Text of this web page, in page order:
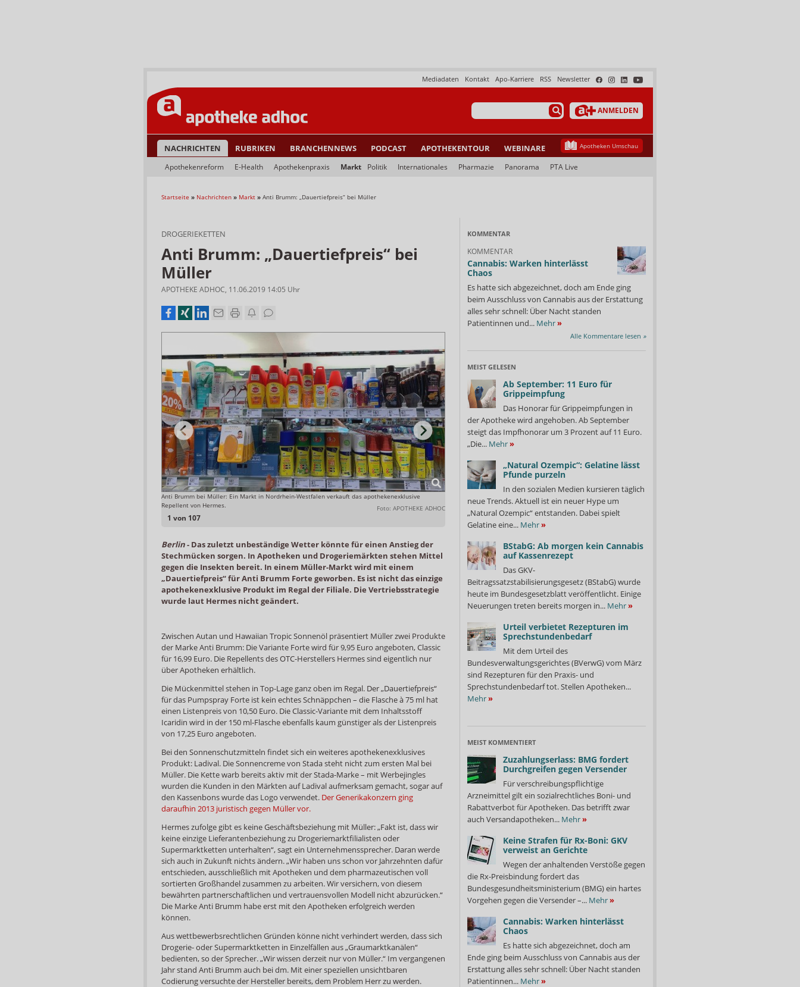
Newsletter
RSS
Apo-Karriere
Kontakt
Mediadaten
ANMELDEN
NACHRICHTEN RUBRIKEN BRANCHENNEWS PODCAST APOTHEKENTOUR WEBINARE Apotheken Umschau
Apothekenreform E-Health Apothekenpraxis Markt Politik Internationales Pharmazie Panorama PTA Live
Startseite » Nachrichten » Markt » Anti Brumm: „Dauertiefpreis“ bei Müller
DROGERIEKETTEN
Anti Brumm: „Dauertiefpreis“ bei
Müller
APOTHEKE ADHOC, 11.06.2019 14:05 Uhr
1 von 107
Anti Brumm bei Müller: Ein Markt in Nordrhein-Westfalen verkauft das apothekenexklusive
Repellent von Hermes.
Foto: APOTHEKE ADHOC
Die Drogeriemarktkette hat immer wieder zahlreiche Apothekenmarken im Sortiment. Angeboten
wird etwa das Nasenspray Pur von Ratiopharm.
Berlin- Das zuletzt unbeständige Wetter könnte für einen Anstieg der
Stechmücken sorgen. In Apotheken und Drogeriemärkten stehen Mittel
gegen die Insekten bereit. In einem Müller-Markt wird mit einem
„Dauertiefpreis“ für Anti Brumm Forte geworben. Es ist nicht das einzige
apothekenexklusive Produkt im Regal der Filiale. Die Vertriebsstrategie
wurde laut Hermes nicht geändert.
Zwischen Autan und Hawaiian Tropic Sonnenöl präsentiert Müller zwei Produkte
der Marke Anti Brumm: Die Variante Forte wird für 9,95 Euro angeboten, Classic
für 16,99 Euro. Die Repellents des OTC-Herstellers Hermes sind eigentlich nur
über Apotheken erhältlich.
Die Mückenmittel stehen in Top-Lage ganz oben im Regal. Der „Dauertiefpreis“
für das Pumpspray Forte ist kein echtes Schnäppchen – die Flasche à 75 ml hat
einen Listenpreis von 10,50 Euro. Die Classic-Variante mit dem Inhaltsstoff
Icaridin wird in der 150 ml-Flasche ebenfalls kaum günstiger als der Listenpreis
von 17,25 Euro angeboten.
Bei den Sonnenschutzmitteln findet sich ein weiteres apothekenexklusives
Produkt: Ladival. Die Sonnencreme von Stada steht nicht zum ersten Mal bei
Müller. Die Kette warb bereits aktiv mit der Stada-Marke – mit Werbejingles
wurden die Kunden in den Märkten auf Ladival aufmerksam gemacht, sogar auf
den Kassenbons wurde das Logo verwendet. Der Generikakonzern ging
daraufhin 2013 juristisch gegen Müller vor.
Hermes zufolge gibt es keine Geschäftsbeziehung mit Müller: „Fakt ist, dass wir
keine einzige Lieferantenbeziehung zu Drogeriemarktfilialisten oder
Supermarktketten unterhalten“, sagt ein Unternehmenssprecher. Daran werde
sich auch in Zukunft nichts ändern. „Wir haben uns schon vor Jahrzehnten dafür
entschieden, ausschließlich mit Apotheken und dem pharmazeutischen voll
sortierten Großhandel zusammen zu arbeiten. Wir versichern, von diesem
bewährten partnerschaftlichen und vertrauensvollen Modell nicht abzurücken.“
Die Marke Anti Brumm habe erst mit den Apotheken erfolgreich werden
können.
Aus wettbewerbsrechtlichen Gründen könne nicht verhindert werden, dass sich
Drogerie- oder Supermarktketten in Einzelfällen aus „Graumarktkanälen“
bedienten, so der Sprecher. „Wir wissen derzeit nur von Müller.“ Im vergangenen
Jahr stand Anti Brumm auch bei dm. Mit einer speziellen unsichtbaren
Codierung versuchte der Hersteller bereits, dem Problem Herr zu werden.
KOMMENTAR
KOMMENTAR
Cannabis: Warken hinterlässt
Chaos
Es hatte sich abgezeichnet, doch am Ende ging
beim Ausschluss von Cannabis aus der Erstattung
alles sehr schnell: Über Nacht standen
Patientinnen und... Mehr»
Alle Kommentare lesen »
MEIST GELESEN
Ab September: 11 Euro für
Grippeimpfung
Das Honorar für Grippeimpfungen in
der Apotheke wird angehoben. Ab September
steigt das Impfhonorar um 3 Prozent auf 11 Euro.
„Die... Mehr»
„Natural Ozempic“: Gelatine lässt
Pfunde purzeln
In den sozialen Medien kursieren täglich
neue Trends. Aktuell ist ein neuer Hype um
„Natural Ozempic“ entstanden. Dabei spielt
Gelatine eine... Mehr»
BStabG: Ab morgen kein Cannabis
auf Kassenrezept
Das GKV-
Beitragssatzstabilisierungsgesetz (BStabG) wurde
heute im Bundesgesetzblatt veröffentlicht. Einige
Neuerungen treten bereits morgen in... Mehr»
Urteil verbietet Rezepturen im
Sprechstundenbedarf
Mit dem Urteil des
Bundesverwaltungsgerichtes (BVerwG) vom März
sind Rezepturen für den Praxis- und
Sprechstundenbedarf tot. Stellen Apotheken...
Mehr»
MEIST KOMMENTIERT
Zuzahlungserlass: BMG fordert
Durchgreifen gegen Versender
Für verschreibungspflichtige
Arzneimittel gilt ein sozialrechtliches Boni- und
Rabattverbot für Apotheken. Das betrifft zwar
auch Versandapotheken... Mehr»
Keine Strafen für Rx-Boni: GKV
verweist an Gerichte
Wegen der anhaltenden Verstöße gegen
die Rx-Preisbindung fordert das
Bundesgesundheitsministerium (BMG) ein hartes
Vorgehen gegen die Versender –... Mehr»
Cannabis: Warken hinterlässt
Chaos
Es hatte sich abgezeichnet, doch am
Ende ging beim Ausschluss von Cannabis aus der
Erstattung alles sehr schnell: Über Nacht standen
Patientinnen... Mehr»